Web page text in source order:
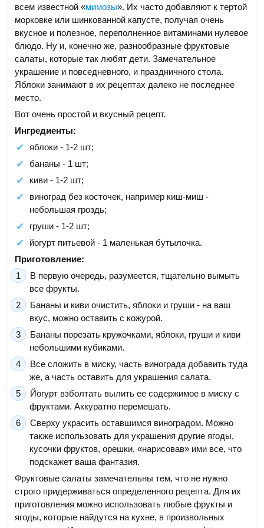
всем известной «мимозы». Их часто добавляют к тертой
морковке или шинкованной капусте, получая очень
вкусное и полезное, переполненное витаминами нулевое
блюдо. Ну и, конечно же, разнообразные фруктовые
салаты, которые так любят дети. Замечательное
украшение и повседневного, и праздничного стола.
Яблоки занимают в их рецептах далеко не последнее
место.
Вот очень простой и вкусный рецепт.
Ингредиенты:
яблоки - 1-2 шт;
бананы - 1 шт;
киви - 1-2 шт;
виноград без косточек, например киш-миш -
небольшая гроздь;
груши - 1-2 шт;
йогурт питьевой - 1 маленькая бутылочка.
Приготовление:
В первую очередь, разумеется, тщательно вымыть
все фрукты.
Бананы и киви очистить, яблоки и груши - на ваш
вкус, можно оставить с кожурой.
Бананы порезать кружочками, яблоки, груши и киви
небольшими кубиками.
Все сложить в миску, часть винограда добавить туда
же, а часть оставить для украшения салата.
Йогурт взболтать вылить ее содержимое в миску с
фруктами. Аккуратно перемешать.
Сверху украсить оставшимся виноградом. Можно
также использовать для украшения другие ягоды,
кусочки фруктов, орешки, «нарисовав» ими все, что
подскажет ваша фантазия.
Фруктовые салаты замечательны тем, что не нужно
строго придерживаться определенного рецепта. Для их
приготовления можно использовать любые фрукты и
ягоды, которые найдутся на кухне, в произвольных